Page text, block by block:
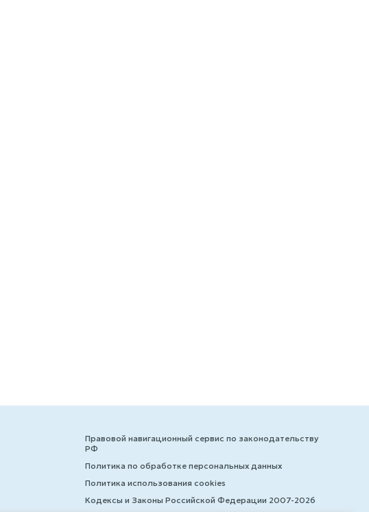
Правовой навигационный сервис по законодательству
РФ
Политика по обработке персональных данных
Политика использования cookies
Кодексы и Законы Российской Федерации 2007-2026